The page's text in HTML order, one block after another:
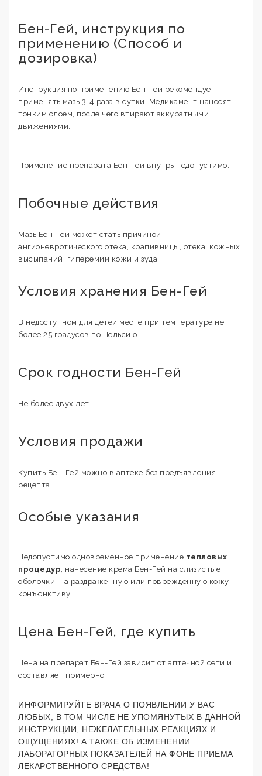
Бен-Гей, инструкция по
применению (Способ и
дозировка)
Инструкция по применению Бен-Гей рекомендует
применять мазь 3-4 раза в сутки. Медикамент наносят
тонким слоем, после чего втирают аккуратными
движениями.
Применение препарата Бен-Гей внутрь недопустимо.
Побочные действия
Мазь Бен-Гей может стать причиной
ангионевротического отека, крапивницы, отека, кожных
высыпаний, гиперемии кожи и зуда.
Условия хранения Бен-Гей
В недоступном для детей месте при температуре не
более 25 градусов по Цельсию.
Срок годности Бен-Гей
Не более двух лет.
Условия продажи
Купить Бен-Гей можно в аптеке без предъявления
рецепта.
Особые указания
Недопустимо одновременное применение тепловых
процедур , нанесение крема Бен-Гей на слизистые
оболочки, на раздраженную или поврежденную кожу,
конъюнктиву.
Цена Бен-Гей, где купить
Цена на препарат Бен-Гей зависит от аптечной сети и
составляет примерно
ИНФОРМИРУЙТЕ ВРАЧА О ПОЯВЛЕНИИ У ВАС
ЛЮБЫХ, В ТОМ ЧИСЛЕ НЕ УПОМЯНУТЫХ В ДАННОЙ
ИНСТРУКЦИИ, НЕЖЕЛАТЕЛЬНЫХ РЕАКЦИЯХ И
ОЩУЩЕНИЯХ! А ТАКЖЕ ОБ ИЗМЕНЕНИИ
ЛАБОРАТОРНЫХ ПОКАЗАТЕЛЕЙ НА ФОНЕ ПРИЕМА
ЛЕКАРСТВЕННОГО СРЕДСТВА!